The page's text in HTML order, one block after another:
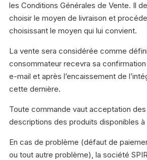
les Conditions Générales de Vente. Il
choisir le moyen de livraison et
choisissant le moyen qui lui convient.
La vente sera considérée comme
consommateur recevra sa
e-mail et après l’encaissement de
cette dernière.
Toute commande vaut acceptation
descriptions des produits disponibles à
En cas de problème (défaut de
ou tout autre problème), la société